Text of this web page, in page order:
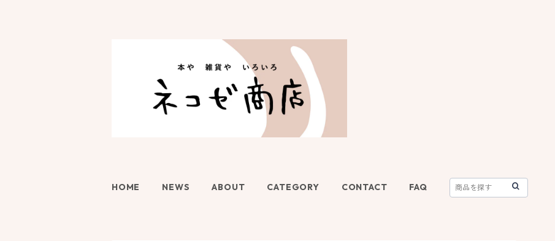
HOME NEWS ABOUT CATEGORY CONTACT FAQ